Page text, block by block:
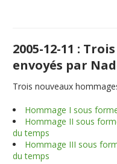
2005-12-11 :
envoyés par
Trois nouveaux
Hommage I sous
Hommage II sous
du temps
Hommage III sous
du temps